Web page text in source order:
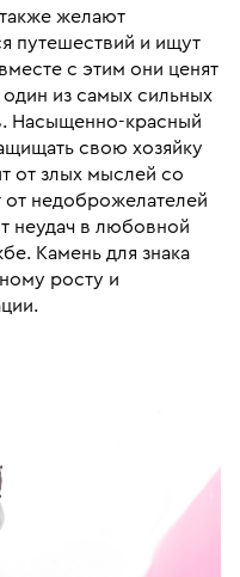
желают
путешествий и ищут
с этим они ценят
из самых сильных
Насыщенно-красный
свою хозяйку
от злых мыслей со
от недоброжелателей
неудач в любовной
Камень для знака
росту и